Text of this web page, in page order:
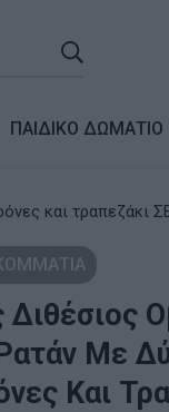
ΠΑΙΔΙΚΟ ΔΩΜΑΤΙΟ
και τραπεζάκι
Διθέσιος
Με
Και